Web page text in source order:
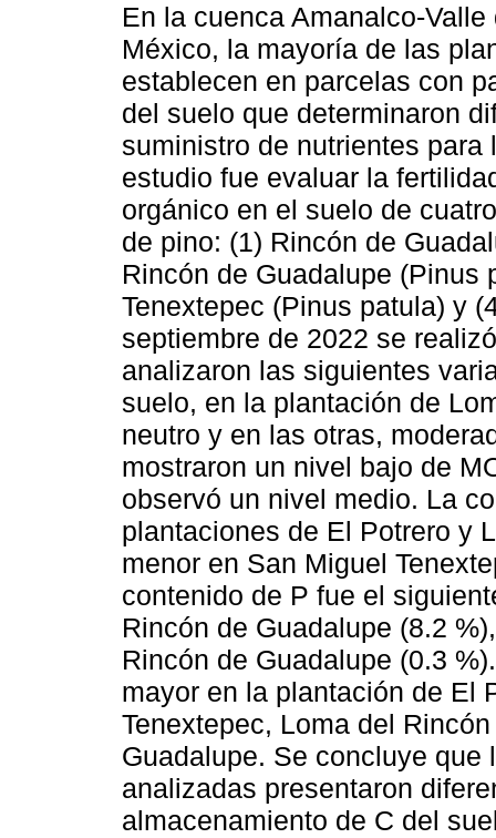
En la cuenca Amanalco-Valle
México, la mayoría de las
establecen en parcelas con
del suelo que determinaron
suministro de nutrientes
estudio fue evaluar la
orgánico en el suelo de
de pino: (1) Rincón de
Rincón de Guadalupe (Pinus
Tenextepec (Pinus patula) y
septiembre de 2022 se
analizaron las siguientes
suelo, en la plantación de
neutro y en las otras,
mostraron un nivel bajo de
observó un nivel medio. La
plantaciones de El Potrero y
menor en San Miguel
contenido de P fue el
Rincón de Guadalupe (8.2
Rincón de Guadalupe (0.3
mayor en la plantación de El
Tenextepec, Loma del
Guadalupe. Se concluye
analizadas presentaron
almacenamiento de C del